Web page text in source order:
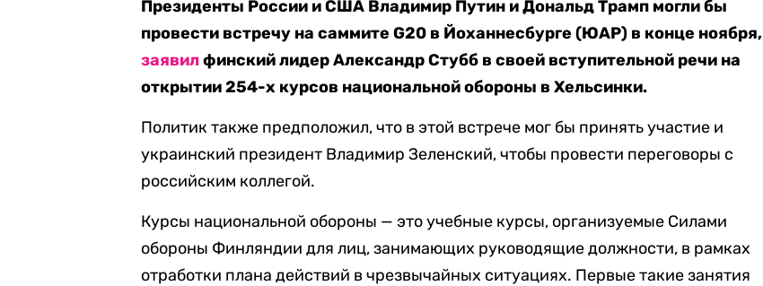
Президенты России и США Владимир Путин и Дональд Трамп могли бы
провести встречу на саммите G20 в Йоханнесбурге (ЮАР) в конце ноября,
заявилфинский лидер Александр Стубб в своей вступительной речи на
открытии 254-х курсов национальной обороны в Хельсинки.
Политик также предположил, что в этой встрече мог бы принять участие и
украинский президент Владимир Зеленский, чтобы провести переговоры с
российским коллегой.
Курсы национальной обороны — это учебные курсы, организуемые Силами
обороны Финляндии для лиц, занимающих руководящие должности, в рамках
отработки плана действий в чрезвычайных ситуациях. Первые такие занятия